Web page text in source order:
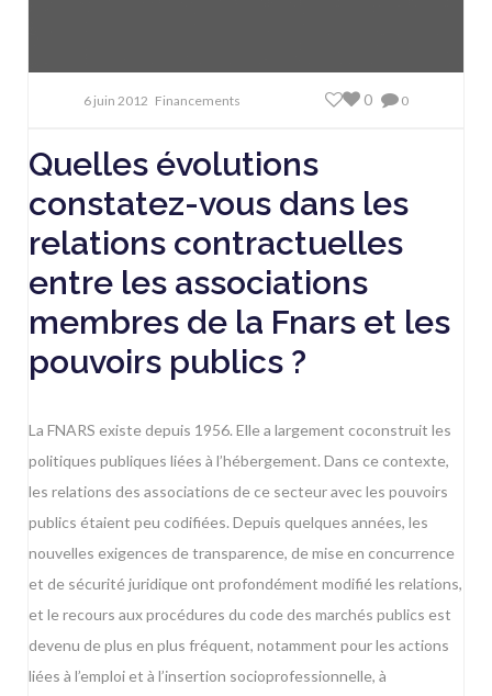
6 juin 2012 Financements 0
0
Quelles évolutions
constatez-vous dans les
relations contractuelles
entre les associations
membres de la Fnars et les
pouvoirs publics ?
La FNARS existe depuis 1956. Elle a largement coconstruit les
politiques publiques liées à l’hébergement. Dans ce contexte,
les relations des associations de ce secteur avec les pouvoirs
publics étaient peu codifiées. Depuis quelques années, les
nouvelles exigences de transparence, de mise en concurrence
et de sécurité juridique ont profondément modifié les relations,
et le recours aux procédures du code des marchés publics est
devenu de plus en plus fréquent, notamment pour les actions
liées à l’emploi et à l’insertion socioprofessionnelle, à